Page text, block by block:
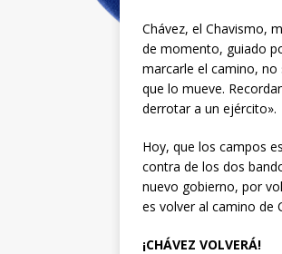
Chávez, el Chavismo,
de momento, guiado
marcarle el camino,
que lo mueve.
derrotar a un ejército».
Hoy, que los campos
contra de los dos
nuevo gobierno, por
es volver al camino de
¡CHÁVEZ VOLVERÁ!